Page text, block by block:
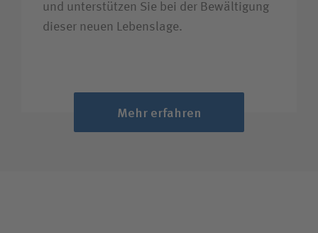
und unterstützen Sie bei der Bewältigung
dieser neuen Lebenslage.
Mehr erfahren